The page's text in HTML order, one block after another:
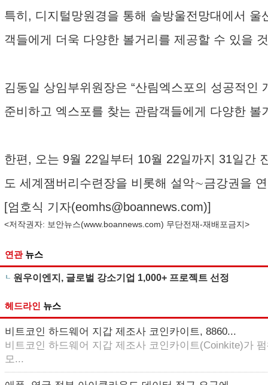
특히, 디지털망원경을 통해 솔방울전망대에서
객들에게 더욱 다양한 볼거리를 제공할 수 있을
김동일 상임부위원장은 “산림엑스포의 성공적
준비하고 엑스포를 찾는 관람객들에게 다양한
한편, 오는 9월 22일부터 10월 22일까지 31일간
도 세계잼버리수련장을 비롯해 설악∼금강권을
[엄호식 기자(eomhs@boannews.com)]
<저작권자: 보안뉴스(www.boannews.com) 무단전재-재배포금지>
연관 뉴스
원우이엔지, 글로벌 강소기업 1,000+ 프로젝트 선정
헤드라인 뉴스
비트코인 하드웨어 지갑 제조사 코인카이트, 8860...
비트코인 하드웨어 지갑 제조사 코인카이트(Coinkite)가
모...